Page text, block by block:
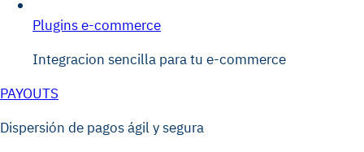
Plugins e-commerce
Integracion sencilla para tu e-commerce
PAYOUTS
Dispersión de pagos ágil y segura